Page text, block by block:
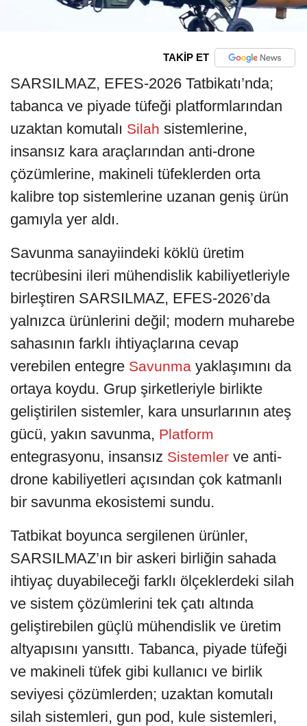
TAKİP ET
SARSILMAZ, EFES-2026 Tatbikatı’nda;
tabanca ve piyade tüfeği platformlarından
uzaktan komutalı Silah sistemlerine,
insansız kara araçlarından anti-drone
çözümlerine, makineli tüfeklerden orta
kalibre top sistemlerine uzanan geniş ürün
gamıyla yer aldı.
Savunma sanayiindeki köklü üretim
tecrübesini ileri mühendislik kabiliyetleriyle
birleştiren SARSILMAZ, EFES-2026’da
yalnızca ürünlerini değil; modern muharebe
sahasının farklı ihtiyaçlarına cevap
verebilen entegre Savunma yaklaşımını da
ortaya koydu. Grup şirketleriyle birlikte
geliştirilen sistemler, kara unsurlarının ateş
gücü, yakın savunma, Platform
entegrasyonu, insansız Sistemler ve anti-
drone kabiliyetleri açısından çok katmanlı
bir savunma ekosistemi sundu.
Tatbikat boyunca sergilenen ürünler,
SARSILMAZ’ın bir askeri birliğin sahada
ihtiyaç duyabileceği farklı ölçeklerdeki silah
ve sistem çözümlerini tek çatı altında
geliştirebilen güçlü mühendislik ve üretim
altyapısını yansıttı. Tabanca, piyade tüfeği
ve makineli tüfek gibi kullanıcı ve birlik
seviyesi çözümlerden; uzaktan komutalı
silah sistemleri, gun pod, kule sistemleri,